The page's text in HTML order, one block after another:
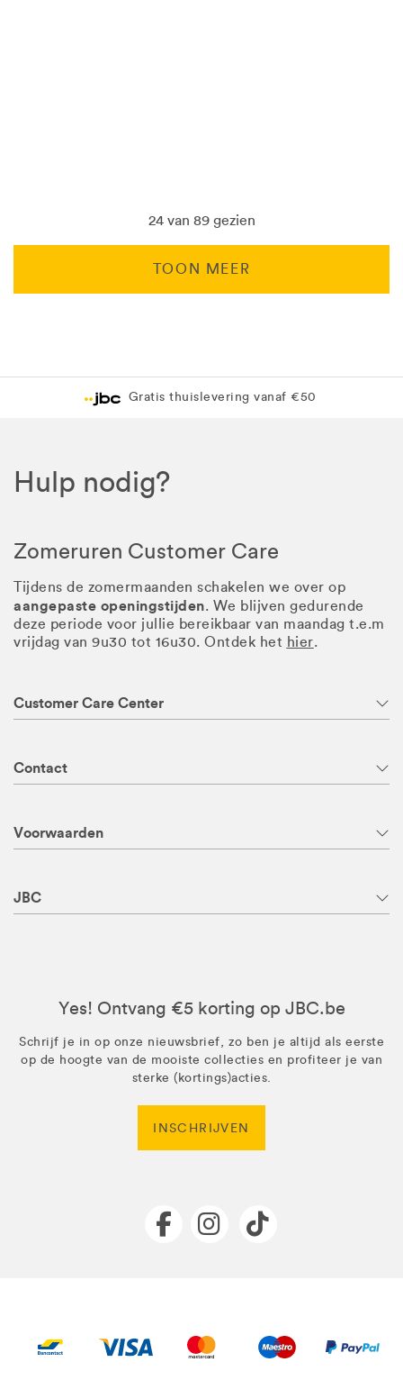
24 van 89 gezien
TOON MEER
Levering in 1 pakket
Gratis levering in JBC-winkel
Hulp nodig?
Zomeruren Customer Care
Tijdens de zomermaanden schakelen we over op
aangepaste openingstijden. We blijven gedurende
deze periode voor jullie bereikbaar van maandag t.e.m
vrijdag van 9u30 tot 16u30. Ontdek het hier.
Customer Care Center
Contact
Voorwaarden
JBC
Yes! Ontvang €5 korting op JBC.be
Schrijf je in op onze nieuwsbrief, zo ben je altijd als eerste
op de hoogte van de mooiste collecties en profiteer je van
sterke (kortings)acties.
INSCHRIJVEN